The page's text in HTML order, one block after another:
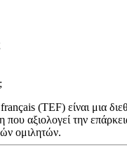
(TEF) είναι μια
αξιολογεί την
ομιλητών.